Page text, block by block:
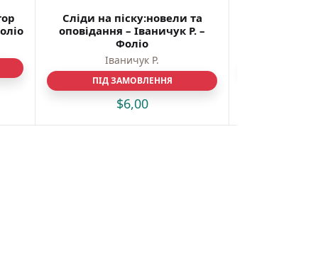
Сліди на піску:новели та
оповідання – Іваничук Р. –
Фоліо
Іваничук Р.
ПІД ЗАМОВЛЕННЯ
$6,00